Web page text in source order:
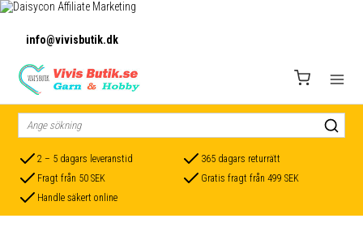
info@vivisbutik.dk
2 – 5 dagars leveranstid
365 dagars returrätt
Fragt från 50 SEK
Gratis fragt från 499 SEK
Handle säkert online